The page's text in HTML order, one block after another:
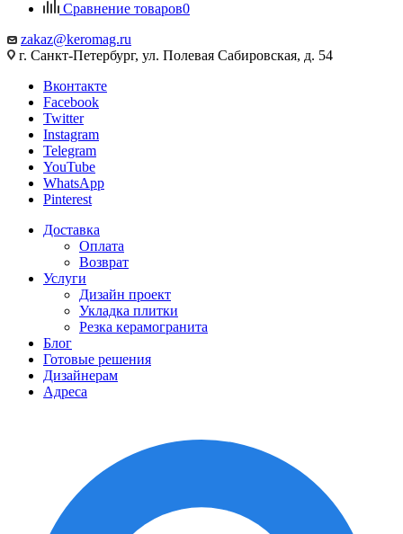
Сравнение товаров0
zakaz@keromag.ru
г. Санкт-Петербург, ул. Полевая Сабировская, д. 54
Вконтакте
Facebook
Twitter
Instagram
Telegram
YouTube
WhatsApp
Pinterest
Доставка
Оплата
Возврат
Услуги
Дизайн проект
Укладка плитки
Резка керамогранита
Блог
Готовые решения
Дизайнерам
Адреса